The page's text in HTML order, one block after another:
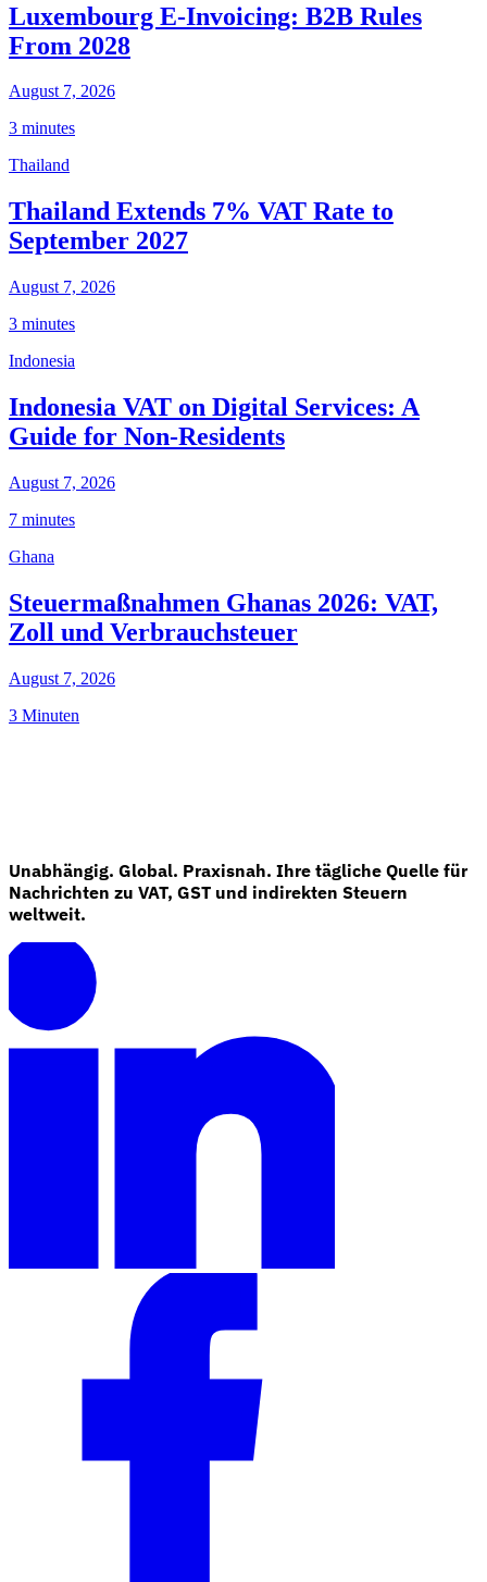
Luxembourg E-Invoicing: B2B Rules
From 2028
August 7, 2026
3 minutes
Thailand
Thailand Extends 7% VAT Rate to
September 2027
August 7, 2026
3 minutes
Indonesia
Indonesia VAT on Digital Services: A
Guide for Non-Residents
August 7, 2026
7 minutes
Ghana
Steuermaßnahmen Ghanas 2026: VAT,
Zoll und Verbrauchsteuer
August 7, 2026
3 Minuten
Unabhängig. Global. Praxisnah. Ihre tägliche Quelle für
Nachrichten zu VAT, GST und indirekten Steuern
weltweit.